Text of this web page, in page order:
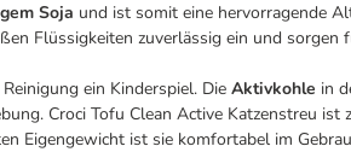
Soja und ist somit eine hervorragende
Flüssigkeiten zuverlässig ein und sorgen
ein Kinderspiel. Die Aktivkohle in
Croci Tofu Clean Active Katzenstreu
Eigengewicht ist sie komfortabel im